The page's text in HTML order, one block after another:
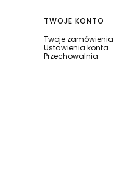
Linki w stopce
TWOJE KONTO
Twoje zamówienia
Ustawienia konta
Przechowalnia